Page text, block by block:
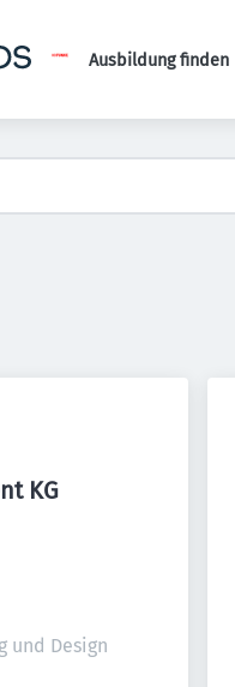
Ausbildung finden
KG
und Design